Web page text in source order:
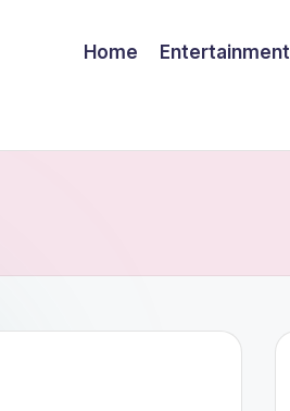
Home Entertainment